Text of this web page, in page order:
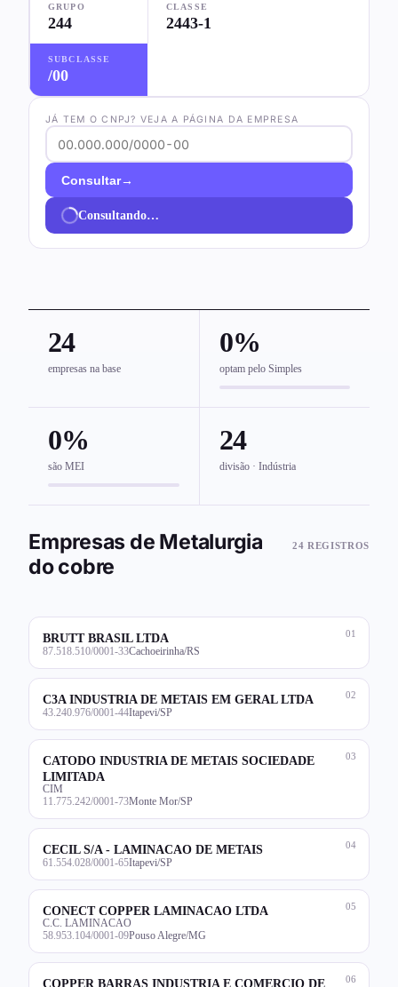
GRUPO
244
CLASSE
2443-1
SUBCLASSE
/00
JÁ TEM O CNPJ? VEJA A PÁGINA DA EMPRESA
Consultar→
Consultando…
24
empresas na base
0%
optam pelo Simples
0%
são MEI
24
divisão · Indústria
Empresas de Metalurgia
do cobre
24 REGISTROS
01
BRUTT BRASIL LTDA
87.518.510/0001-33Cachoeirinha/RS
02
C3A INDUSTRIA DE METAIS EM GERAL LTDA
43.240.976/0001-44Itapevi/SP
03
CATODO INDUSTRIA DE METAIS SOCIEDADE
LIMITADA
CIM
11.775.242/0001-73Monte Mor/SP
04
CECIL S/A - LAMINACAO DE METAIS
61.554.028/0001-65Itapevi/SP
05
CONECT COPPER LAMINACAO LTDA
C.C. LAMINACAO
58.953.104/0001-09Pouso Alegre/MG
06
COPPER BARRAS INDUSTRIA E COMERCIO DE